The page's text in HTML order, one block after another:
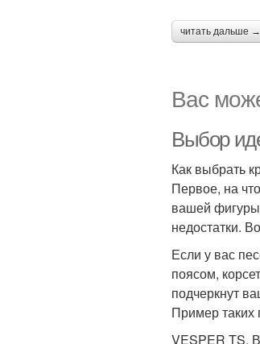
читать дальше →
Вас
Выбор
Как выбрать
Первое, на
вашей
недостатки.
Если у вас
поясом,
подчеркнут
Пример таких
VESPER TS.